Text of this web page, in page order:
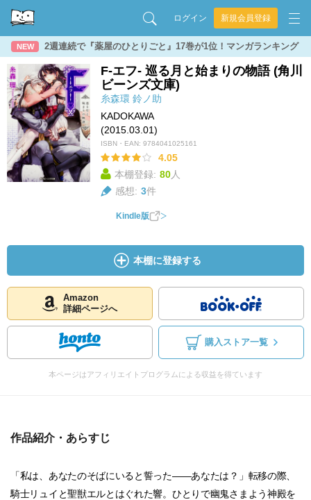
ログイン 新規会員登録
NEW 2週連続で『薬屋のひとりごと』17巻が1位！マンガランキング
F‐エフ‐ 巡る月と始まりの物語 (角川
ビーンズ文庫)
糸森環 鈴ノ助
KADOKAWA
(2015.03.01)
ISBN・EAN: 9784041025161
4.05
本棚登録: 80人
感想: 3件
Kindle版
本棚に登録する
Amazon
詳細ページへ
購入ストア一覧
本ページはアフィリエイトプログラムによる収益を得ています
作品紹介・あらすじ
「私は、あなたのそばにいると誓った――あなたは？」転移の際、
騎士リュイと聖獣エルとはぐれた響。ひとりで幽鬼さまよう神殿を